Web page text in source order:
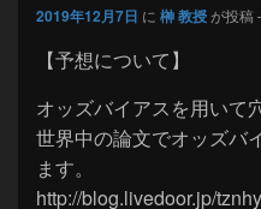
2019年12月7日 に 榊 教授が投稿
【予想について】
オッズバイアスを用いて
世界中の論文でオッズバ
ます。
http://blog.livedoor.jp/